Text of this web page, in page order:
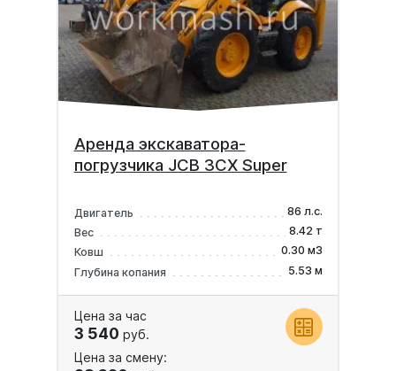
Аренда экскаватора-
погрузчика JCB 3CX Super
Двигатель
86 л.с.
Вес
8.42 т
Ковш
0.30 м3
Глубина копания
5.53 м
Цена за час
3 540 руб.
Цена за смену: